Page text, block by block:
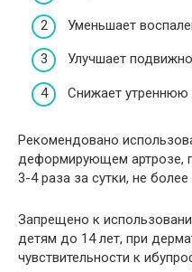
Уменьшает
Улучшает
Снижает утреннюю
Рекомендовано
деформирующем артрозе,
3-4 раза за сутки, не
Запрещено к
детям до 14 лет, при
чувствительности к